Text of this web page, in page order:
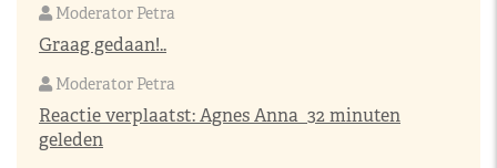
Moderator Petra
Graag gedaan!..
Moderator Petra
Reactie verplaatst:Agnes Anna 32 minuten
geleden